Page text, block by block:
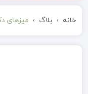
خانه بلاگ میزهای